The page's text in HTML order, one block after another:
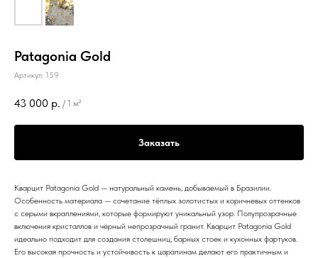
Patagonia Gold
Артикул: 159
43 000 р. / 1 м²
Заказать
Кварцит Patagonia Gold — натуральный камень, добываемый в Бразилии.
Особенность материала — сочетание тёплых золотистых и коричневых оттенков
с серыми вкраплениями, которые формируют уникальный узор. Полупрозрачные
включения кристаллов и чёрный непрозрачный гранит. Кварцит Patagonia Gold
идеально подходит для создания столешниц, барных стоек и кухонных фартуков.
Его высокая прочность и устойчивость к царапинам делают его практичным и